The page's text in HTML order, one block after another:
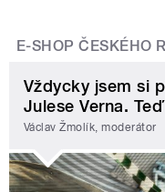
E-SHOP ČESKÉHO
Vždycky jsem si
Julese Verna.
Václav Žmolík, moderátor